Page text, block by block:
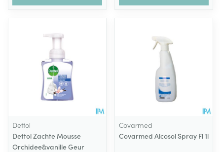
Dettol
Dettol Zachte Mousse
Orchidee&vanille Geur
Covarmed
Covarmed Alcosol Spray Fl 1l